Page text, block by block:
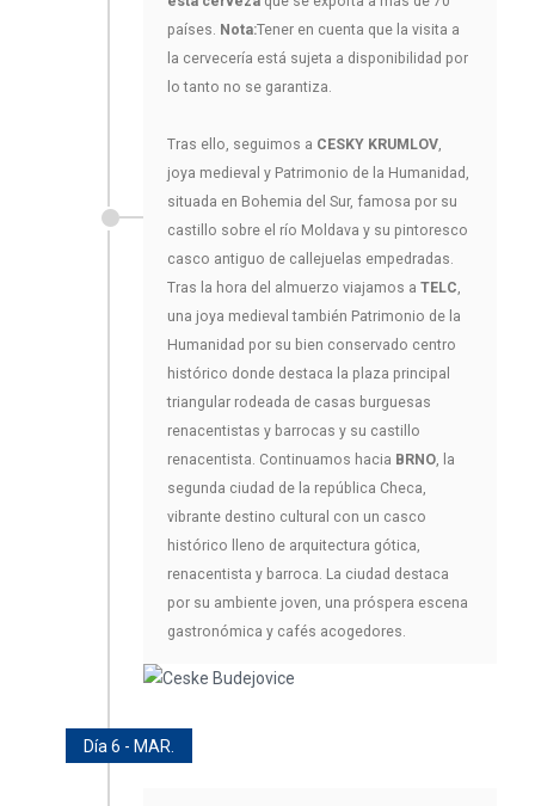
países. Nota:Tener en cuenta que la visita a
la cervecería está sujeta a disponibilidad por
lo tanto no se garantiza.
Tras ello, seguimos a CESKY KRUMLOV
joya medieval y Patrimonio de la Humanidad,
situada en Bohemia del Sur, famosa por su
castillo sobre el río Moldava y su pintoresco
casco antiguo de callejuelas empedradas.
Tras la hora del almuerzo viajamos a TELC
una joya medieval también Patrimonio de la
Humanidad por su bien conservado centro
histórico donde destaca la plaza principal
triangular rodeada de casas burguesas
renacentistas y barrocas y su castillo
renacentista. Continuamos hacia BRNO , la
segunda ciudad de la república Checa,
vibrante destino cultural con un casco
histórico lleno de arquitectura gótica,
renacentista y barroca. La ciudad destaca
por su ambiente joven, una próspera escena
gastronómica y cafés acogedores.
Día 6 - MAR.